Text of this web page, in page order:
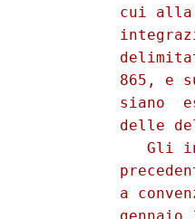
cui
865, e
siano
delle
Gli
a